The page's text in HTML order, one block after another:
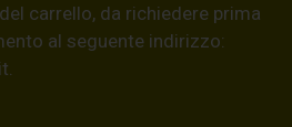
carrello, da richiedere prima
al seguente indirizzo: